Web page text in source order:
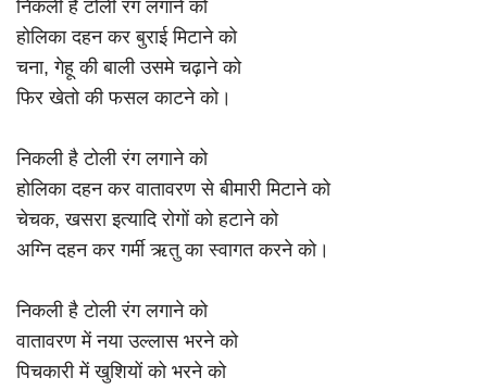
निकली है टोली रंग लगाने को
होलिका दहन कर बुराई मिटाने को
चना, गेहू की बाली उसमे चढ़ाने को
फिर खेतो की फसल काटने को।
निकली है टोली रंग लगाने को
होलिका दहन कर वातावरण से बीमारी मिटाने को
चेचक, खसरा इत्यादि रोगों को हटाने को
अग्नि दहन कर गर्मी ऋतु का स्वागत करने को।
निकली है टोली रंग लगाने को
वातावरण में नया उल्लास भरने को
पिचकारी में खुशियों को भरने को